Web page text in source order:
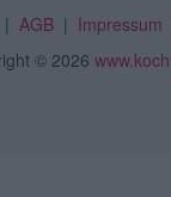
AGB| Impressum
© 2026